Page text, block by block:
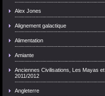
Alex Jones
Alignement galactique
Alimentation
Amiante
Anciennes Civilisations, Les Mayas et
2011/2012
Angleterre